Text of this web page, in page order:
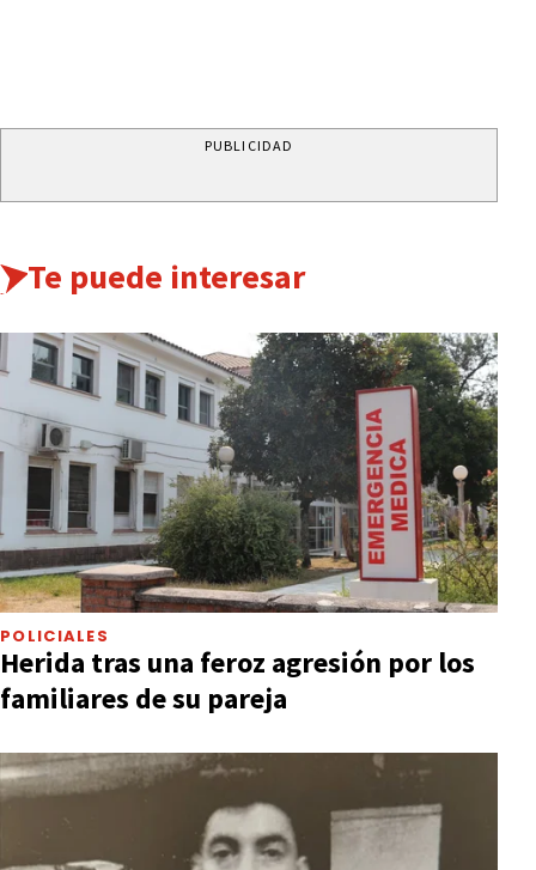
PUBLICIDAD
Te puede interesar
POLICIALES
Herida tras una feroz agresión por los
familiares de su pareja